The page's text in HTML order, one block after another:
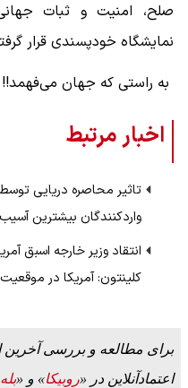
صلح، امنیت و ثبات
نمایشگاه خودپسندی قرار
به راستی که جهان می‌فهمد!!
اخبار مرتبط
تاثیر محاصره دریایی
واردکنندگان بیشترین آسیب
انتقاد وزیر خارجه اسبق
کلینتون: آمریکا در
برای مطالعه و بررسی آخرین
اعتمادآنلاین در «روبیکا» و «بله